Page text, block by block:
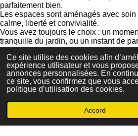
Ce site utilise des cookies afin
expérience utilisateur et vous
annonces personnalisées. En
ce site, vous confirmez que vous
politique d’utilisation des cookies.
Accord
parfaitement bien.
Les espaces sont aménagés avec
calme, liberté et convivialité.
Vous avez toujours le choix : un
tranquille du jardin, ou un instant de
commune.
Et pour bien commencer la journée,
déjeuner à l’endroit que vous
dans votre chambre ou dans la joie
Ici, chacun trouve son espace, son
sarde.
Un lit pour bébé est disponible sur
Téléphone